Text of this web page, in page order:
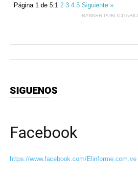
Página 1 de 5:1 2345Siguiente »
BANNER PUBLICITARIO
SIGUENOS
Facebook
https://www.facebook.com/Elinforme.com.ve